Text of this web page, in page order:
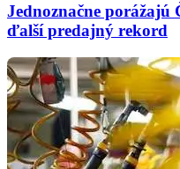
Jednoznačne porážajú
ďalší predajný rekord